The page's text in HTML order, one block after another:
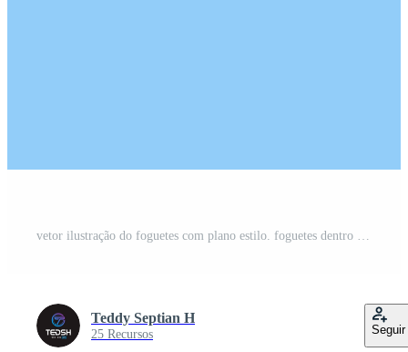
vetor ilustração do foguetes com plano estilo. foguetes dentro a azul céu. perfeito para fundos ou decorativo elementos dentro vários meios de comunicação Vetor Pro e SVG Pro
Teddy Septian H
25 Recursos Seguir